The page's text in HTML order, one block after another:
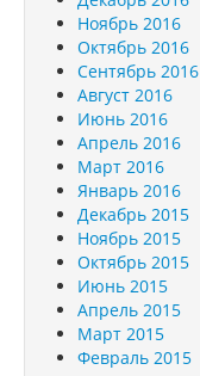
Ноябрь 2016
Октябрь 2016
Сентябрь 2016
Август 2016
Июнь 2016
Апрель 2016
Март 2016
Январь 2016
Декабрь 2015
Ноябрь 2015
Октябрь 2015
Июнь 2015
Апрель 2015
Март 2015
Февраль 2015